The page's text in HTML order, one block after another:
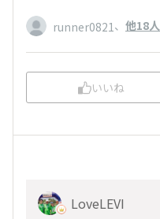
runner0821 、 他18人
いいね
LoveLEVI